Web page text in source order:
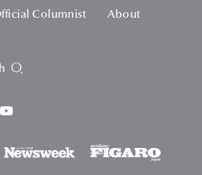
Columnist
About